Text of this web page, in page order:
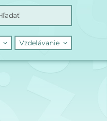
Vzdelávanie